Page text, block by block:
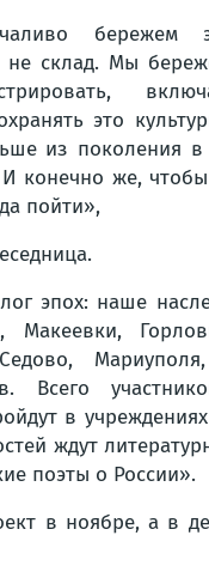
бережем
не склад. Мы
это
из поколения
И конечно же,
пойти»,
эпох: наше
Макеевки,
Всего
в
ждут
поэты о России».
в ноябре, а в